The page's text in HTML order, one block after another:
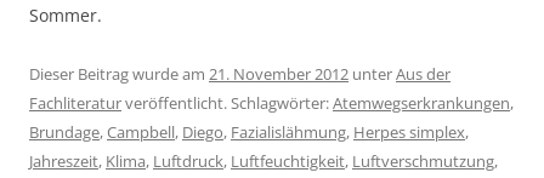
Sommer.
Dieser Beitrag wurde am 21. November 2012 unterAus der
Fachliteraturveröffentlicht. Schlagwörter:Atemwegserkrankungen,
Brundage,Campbell, Diego, Fazialislähmung, Herpes simplex,
Jahreszeit, Klima, Luftdruck, Luftfeuchtigkeit, Luftverschmutzung,